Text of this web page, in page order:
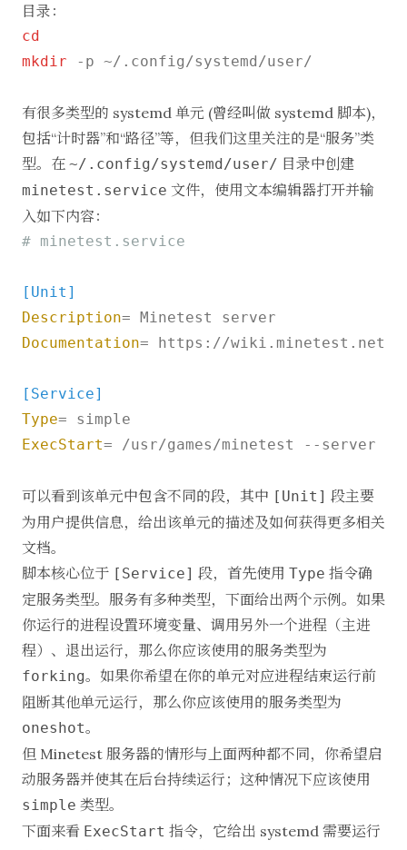
目录：
cd
mkdir -p ~/.config/systemd/user/
有很多类型的 systemd 单元 (曾经叫做 systemd 脚本)，
包括“计时器”和“路径”等，但我们这里关注的是“服务”类
型。在 ~/.config/systemd/user/ 目录中创建
minetest.service 文件，使用文本编辑器打开并输
入如下内容：
# minetest.service
[Unit]
Description
Documentation= https://wiki.minetest.net/
[Service]
Type
ExecStart= /usr/games/minetest --server
可以看到该单元中包含不同的段，其中 [Unit] 段主要
为用户提供信息，给出该单元的描述及如何获得更多相关
文档。
脚本核心位于 [Service] 段，首先使用 Type 指令确
定服务类型。服务有多种类型，下面给出两个示例。如果
你运行的进程设置环境变量、调用另外一个进程（主进
程）、退出运行，那么你应该使用的服务类型为
forking。如果你希望在你的单元对应进程结束运行前
阻断其他单元运行，那么你应该使用的服务类型为
oneshot。
但 Minetest 服务器的情形与上面两种都不同，你希望启
动服务器并使其在后台持续运行；这种情况下应该使用
simple 类型。
下面来看 ExecStart 指令，它给出 systemd 需要运行